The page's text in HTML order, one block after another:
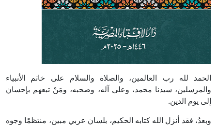
الحمد لله رب العالمين، والصلاة والسلام على خاتم الأنبياء
والمرسلين، سيدنا محمد، وعلى آله، وصحبه، ومَنْ تبعهم بإحسان
إلى يوم الدين.
وبعدُ، فقد أنزل الله كتابه الحكيم، بلسان عربي مبين، منتظمًا وجوه